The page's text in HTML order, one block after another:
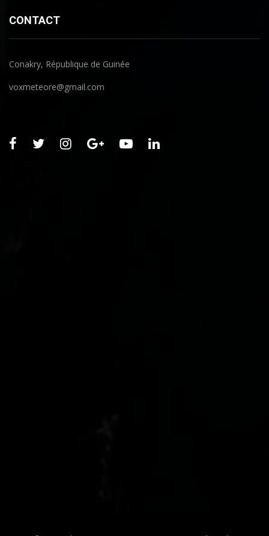
CONTACT
Conakry, République de Guinée
voxmeteore@gmail.com